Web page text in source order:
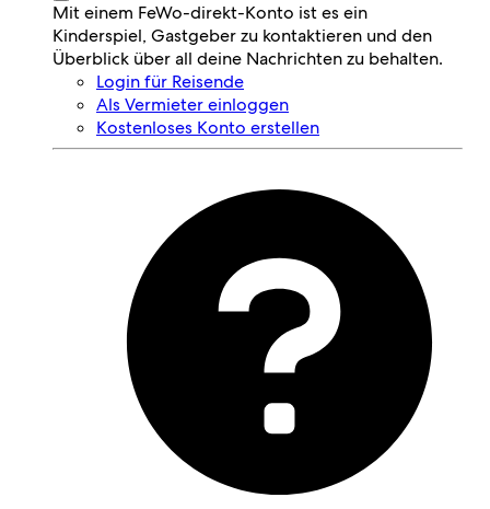
Mit einem FeWo-direkt-Konto ist es ein
Kinderspiel, Gastgeber zu kontaktieren und den
Überblick über all deine Nachrichten zu behalten.
Login für Reisende
Als Vermieter einloggen
Kostenloses Konto erstellen